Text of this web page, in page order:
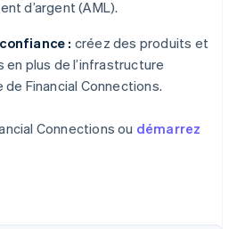
d’argent (AML).
: créez des produits et
plus de l’infrastructure
Financial Connections.
Connections ou démarrez